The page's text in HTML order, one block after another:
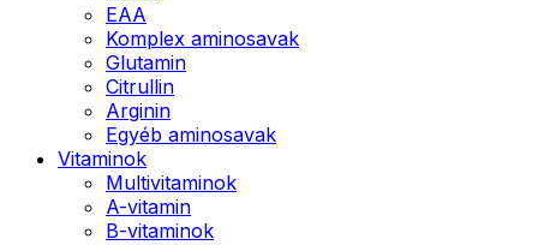
EAA
Komplex aminosavak
Glutamin
Citrullin
Arginin
Egyéb aminosavak
Vitaminok
Multivitaminok
A-vitamin
B-vitaminok